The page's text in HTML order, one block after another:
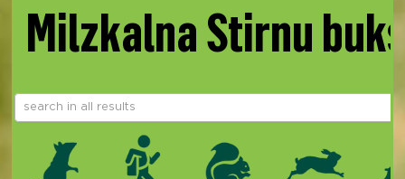
Milzkalna Stirnu buks